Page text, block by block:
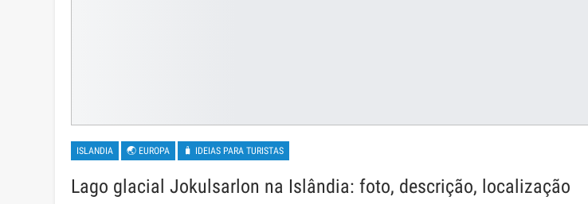
ISLANDIA 🌏 EUROPA 🧳 IDEIAS PARA TURISTAS
Lago glacial Jokulsarlon na Islândia: foto, descrição, localização